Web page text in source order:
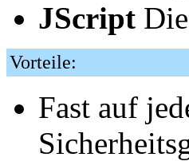
JScript
Vorteile:
Fast auf